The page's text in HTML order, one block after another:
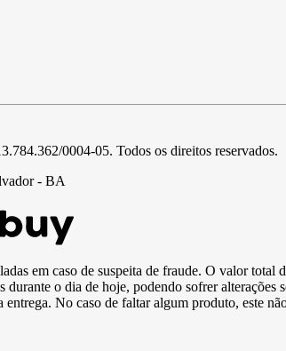
0004-05. Todos os direitos reservados.
- BA
em caso de suspeita de fraude. O valor
durante o dia de hoje, podendo sofrer
No caso de faltar algum produto, este